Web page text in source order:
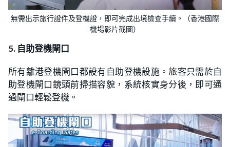
無需出示旅行證件及登機證，即可完成出境檢查手續。（​​香港國際
機場影片截圖）
5. 自助登機閘口
所有離港登機閘口都設有自助登機設施。旅客只需於自
助登機閘口鏡頭前掃描容貌，系統核實身分後，即可通
過閘口輕鬆登機。